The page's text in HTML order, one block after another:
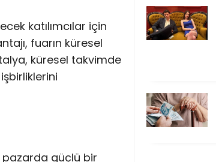
katılımcılar için
fuarın küresel
küresel takvimde
pazarda güçlü bir